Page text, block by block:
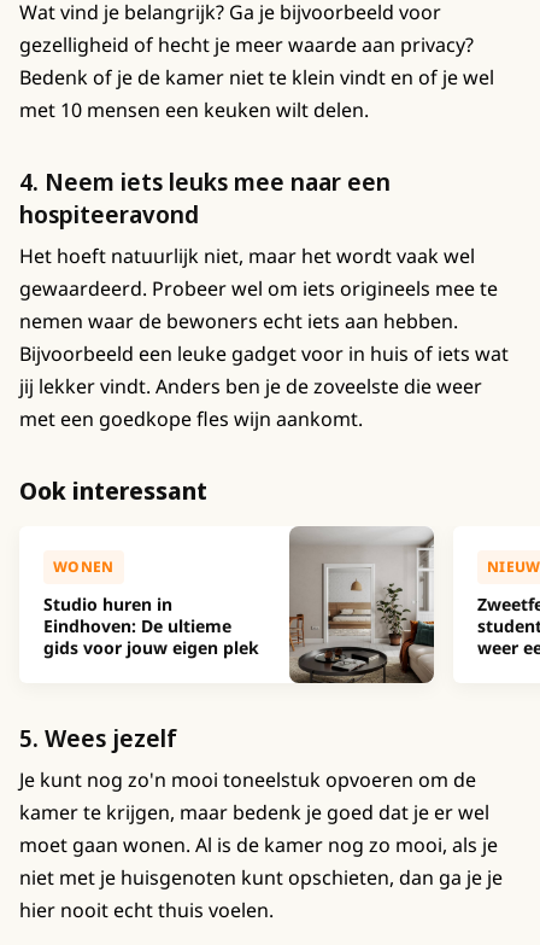
Wat vind je belangrijk? Ga je bijvoorbeeld voor
gezelligheid of hecht je meer waarde aan privacy?
Bedenk of je de kamer niet te klein vindt en of je wel
met 10 mensen een keuken wilt delen.
4. Neem iets leuks mee naar een
hospiteeravond
Het hoeft natuurlijk niet, maar het wordt vaak wel
gewaardeerd. Probeer wel om iets origineels mee te
nemen waar de bewoners echt iets aan hebben.
Bijvoorbeeld een leuke gadget voor in huis of iets wat
jij lekker vindt. Anders ben je de zoveelste die weer
met een goedkope fles wijn aankomt.
Ook interessant
WONEN
Studio huren in
Eindhoven: De ultieme
gids voor jouw eigen plek
weer
5. Wees jezelf
Je kunt nog zo'n mooi toneelstuk opvoeren om de
kamer te krijgen, maar bedenk je goed dat je er wel
moet gaan wonen. Al is de kamer nog zo mooi, als je
niet met je huisgenoten kunt opschieten, dan ga je je
hier nooit echt thuis voelen.